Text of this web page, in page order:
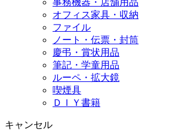
事務機器・店舗用品
オフィス家具・収納
ファイル
ノート・伝票・封筒
慶弔・賞状用品
筆記・学童用品
ルーペ・拡大鏡
喫煙具
ＤＩＹ書籍
キャンセル